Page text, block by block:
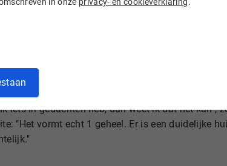
was het beginnen. "Ik heb het moment lang
Uiteindelijk heb ik een deadline gesteld en ben ik
begin in ondersteund, en is inmiddels zelf ook
onderneming als webdesigner, uiteindelijk ook
van New Life Coaching gebouwd. Ze is blij met
iets in gedachten heb, dan weet ik dat het kan",
"Het vormt echt 1 geheel. Er is een duidelijke